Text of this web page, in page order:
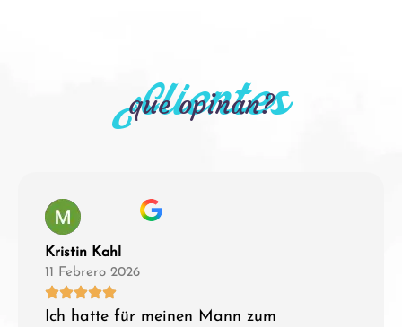
¿Clientes
que opinan?
Kristin Kahl
11 Febrero 2026
Ich hatte für meinen Mann zum